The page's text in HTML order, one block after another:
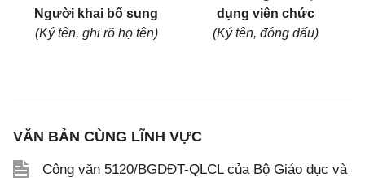
Người khai bổ sung
(Ký tên, ghi rõ họ tên)
dụng viên chức
(Ký tên, đóng dấu)
VĂN BẢN CÙNG LĨNH VỰC
Công văn 5120/BGDĐT-QLCL của Bộ Giáo dục và